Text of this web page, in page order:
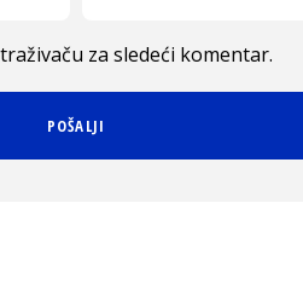
za sledeći komentar.